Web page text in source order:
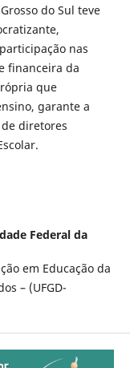
do Sul teve
nas
financeira da
que
garante a
diretores
Federal da
em Educação da
– (UFGD-